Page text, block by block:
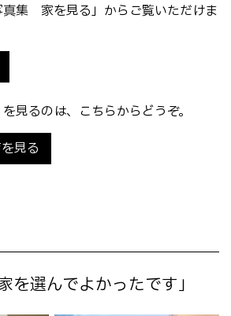
真集 家を見る」からご覧いただけま
見るのは、こちらからどうぞ。
見る
を選んでよかったです」